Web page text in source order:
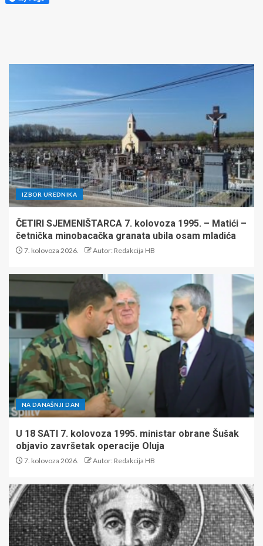
IZBOR UREDNIKA
ČETIRI SJEMENIŠTARCA 7. kolovoza 1995. – Matići –
četnička minobacačka granata ubila osam mladića
7. kolovoza 2026. Autor: Redakcija HB
NA DANAŠNJI DAN
U 18 SATI 7. kolovoza 1995. ministar obrane Šušak
objavio završetak operacije Oluja
7. kolovoza 2026. Autor: Redakcija HB